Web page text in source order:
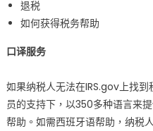
退税
如何获得税务帮助
口译服务
如果纳税人无法在IRS.gov上找
员的支持下，以350多种语言来
帮助。如需西班牙语帮助，纳